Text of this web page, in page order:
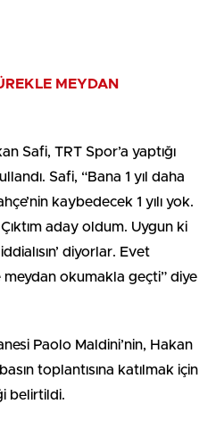
MEYDAN
Safi, TRT Spor’a yaptığı
Safi, “Bana 1 yıl daha
kaybedecek 1 yılı yok.
Çıktım aday oldum. Uygun ki
diyorlar. Evet
meydan okumakla geçti” diye
Paolo Maldini’nin, Hakan
toplantısına katılmak için
belirtildi.